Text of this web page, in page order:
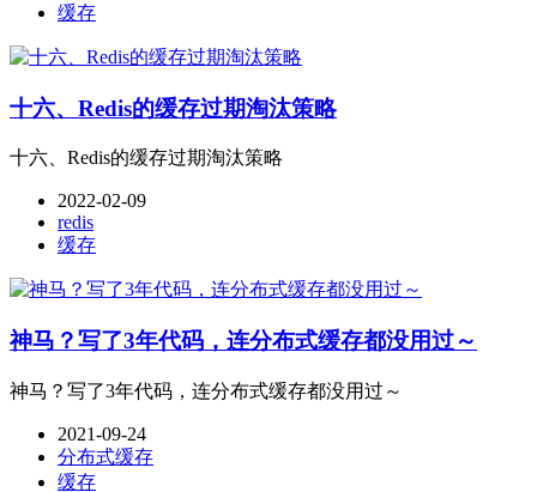
缓存
十六、Redis的缓存过期淘汰策略
十六、Redis的缓存过期淘汰策略
2022-02-09
redis
缓存
神马？写了3年代码，连分布式缓存都没用过～
神马？写了3年代码，连分布式缓存都没用过～
2021-09-24
分布式缓存
缓存